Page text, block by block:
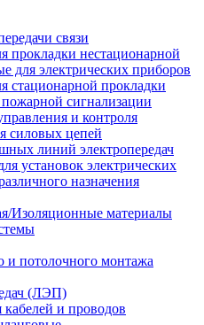
связи
прокладки нестационарной
для электрических приборов
стационарной прокладки
сигнализации
и контроля
силовых цепей
линий электропередач
установок электрических
назначения
Изоляционные материалы
и потолочного монтажа
(ЛЭП)
и проводов